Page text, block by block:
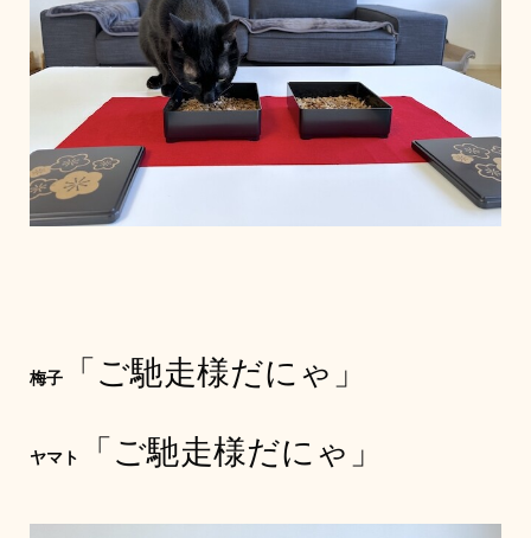
梅子「ご馳走様だにゃ」
ヤマト 「ご馳走様だにゃ」